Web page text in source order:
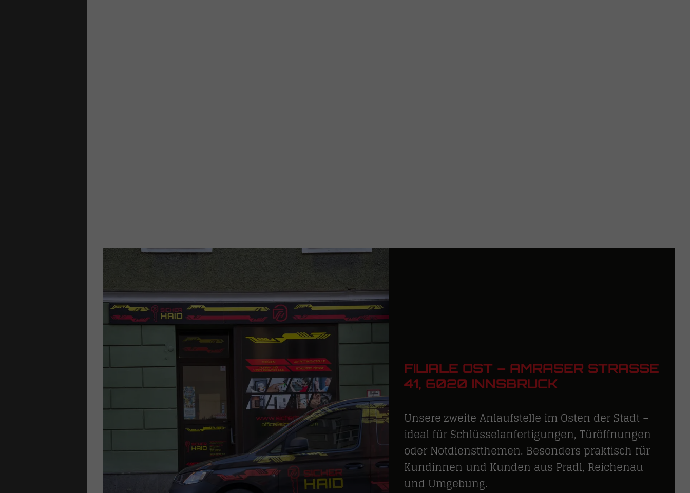
FILIALE OST – AMRASER STRASSE 4
1, 6020 INNSBRUCK
Unsere zweite Anlaufstelle im Osten der Stadt –
ideal für Schlüsselanfertigungen, Türöffnungen
oder Notdienstthemen. Besonders praktisch für
Kundinnen und Kunden aus Pradl, Reichenau
und Umgebung.